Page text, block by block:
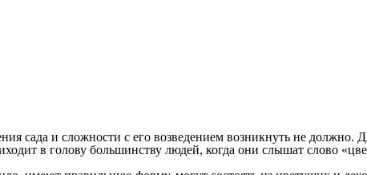
сада и сложности с его возведением возникнуть не должно.
в голову большинству людей, когда они слышат слово